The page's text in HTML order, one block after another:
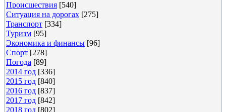
Происшествия [540]
Ситуация на дорогах [275]
Транспорт [334]
Туризм [95]
Экономика и финансы [96]
Спорт [278]
Погода [89]
2014 год [336]
2015 год [840]
2016 год [837]
2017 год [842]
2018 год [802]